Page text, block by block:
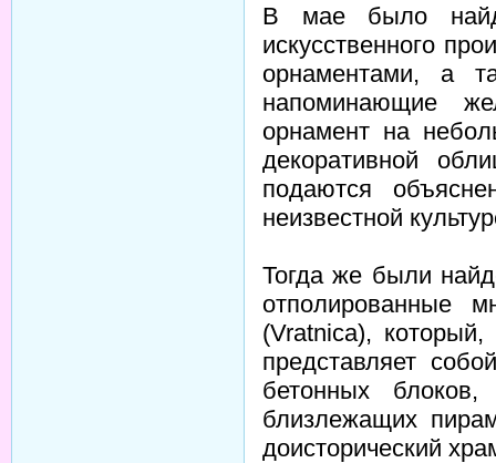
В мае было
искусственного
орнаментами, а
напоминающие
орнамент на
декоративной
подаются
неизвестной
Тогда же были
отполированные
(Vratnica),
представляет
бетонных
близлежащих
доисторический